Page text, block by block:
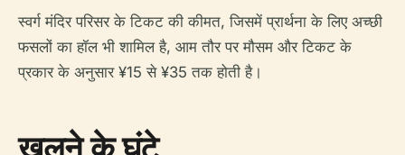
स्वर्ग मंदिर परिसर के टिकट की कीमत, जिसमें प्रार्थना के लिए अच्छी
फसलों का हॉल भी शामिल है, आम तौर पर मौसम और टिकट के
प्रकार के अनुसार ¥15 से ¥35 तक होती है।